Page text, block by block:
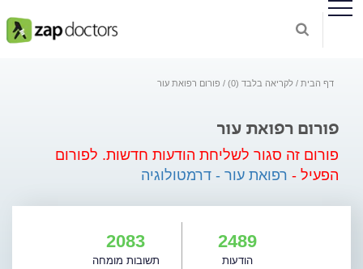
דף הבית לקריאה בלבד (0) פורום רפואת עור
פורום רפואת עור
פורום זה סגור לשליחת הודעות חדשות. לפורום
הפעיל - רפואת עור - דרמטולוגיה
2489
הודעות
2083
תשובות מומחה